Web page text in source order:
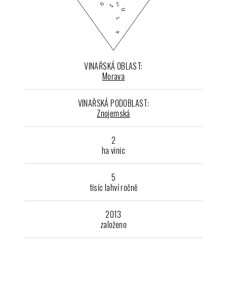
VINAŘSKÁ OBLAST:
Morava
VINAŘSKÁ PODOBLAST:
Znojemská
2
ha vinic
5
tisíc lahví ročně
2013
založeno